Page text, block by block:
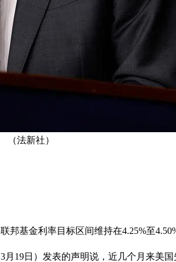
（法新社）
基金利率目标区间维持在4.25%至
19日）发表的声明说，近几个月来美